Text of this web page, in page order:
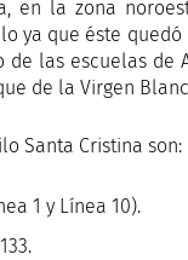
en la zona
ya que éste
las escuelas de
de la Virgen
Santa Cristina son:
1 y Línea 10).